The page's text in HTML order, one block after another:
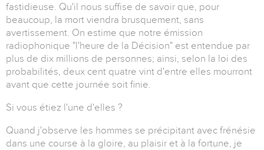
fastidieuse. Qu'il nous suffise de savoir que, pour
beaucoup, la mort viendra brusquement, sans
avertissement. On estime que notre émission
radiophonique "l'heure de la Décision" est entendue par
plus de dix millions de personnes; ainsi, selon la loi des
probabilités, deux cent quatre vint d'entre elles mourront
avant que cette journée soit finie.
Si vous étiez l'une d'elles ?
Quand j'observe les hommes se précipitant avec frénésie
dans une course à la gloire, au plaisir et à la fortune, je